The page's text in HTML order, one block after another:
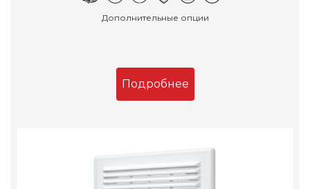
Дополнительные опции
Подробнее